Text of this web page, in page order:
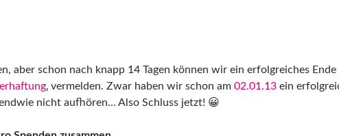
aber schon nach knapp 14 Tagen können wir ein erfolgreiches Ende
‚ vermelden. Zwar haben wir schon am 02.01.13 ein
nicht aufhören… Also Schluss jetzt! 😀